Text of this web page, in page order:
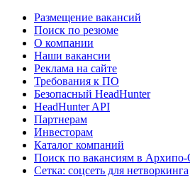
Размещение вакансий
Поиск по резюме
О компании
Наши вакансии
Реклама на сайте
Требования к ПО
Безопасный HeadHunter
HeadHunter API
Партнерам
Инвесторам
Каталог компаний
Поиск по вакансиям в
Сетка: соцсеть для нетворкинга